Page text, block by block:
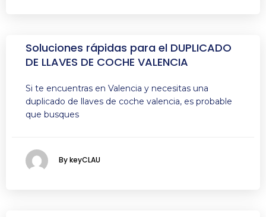
Soluciones rápidas para el DUPLICADO
DE LLAVES DE COCHE VALENCIA
Si te encuentras en Valencia y necesitas una
duplicado de llaves de coche valencia, es probable
que busques
By keyCLAU